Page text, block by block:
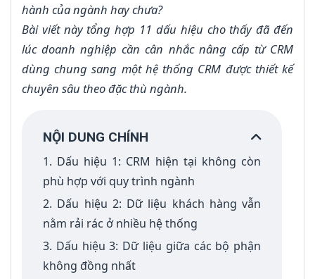
hành của ngành hay chưa?
Bài viết này tổng hợp 11 dấu hiệu cho thấy đã đến
lúc doanh nghiệp cần cân nhắc nâng cấp từ CRM
dùng chung sang một hệ thống CRM được thiết kế
chuyên sâu theo đặc thù ngành.
NỘI DUNG CHÍNH
1. Dấu hiệu 1: CRM hiện tại không còn
phù hợp với quy trình ngành
2. Dấu hiệu 2: Dữ liệu khách hàng vẫn
nằm rải rác ở nhiều hệ thống
3. Dấu hiệu 3: Dữ liệu giữa các bộ phận
không đồng nhất